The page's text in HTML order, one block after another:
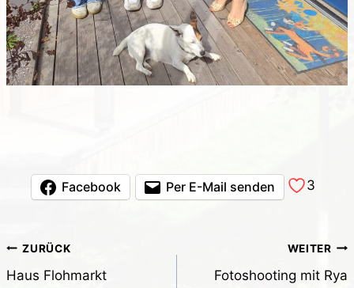
Facebook Per E-Mail senden 3
Beitragsnavigation
ZURÜCK
Haus Flohmarkt
WEITER
Fotoshooting mit Rya